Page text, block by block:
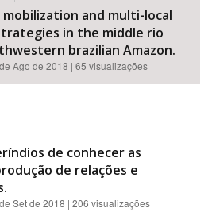
and multi-local
in the middle rio
brazilian Amazon.
Ago de 2018 | 65 visualizações
de conhecer as
de relações e
Set de 2018 | 206 visualizações